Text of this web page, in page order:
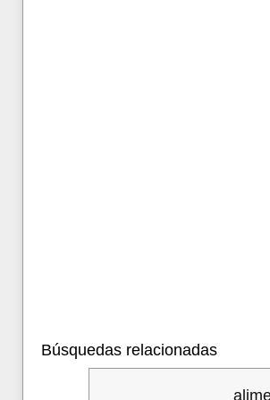
Búsquedas relacionadas